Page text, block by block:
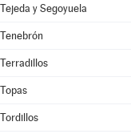
Tejeda y Segoyuela
Tenebrón
Terradillos
Topas
Tordillos